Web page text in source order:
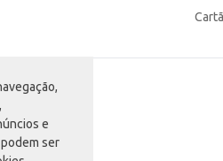
e
ser